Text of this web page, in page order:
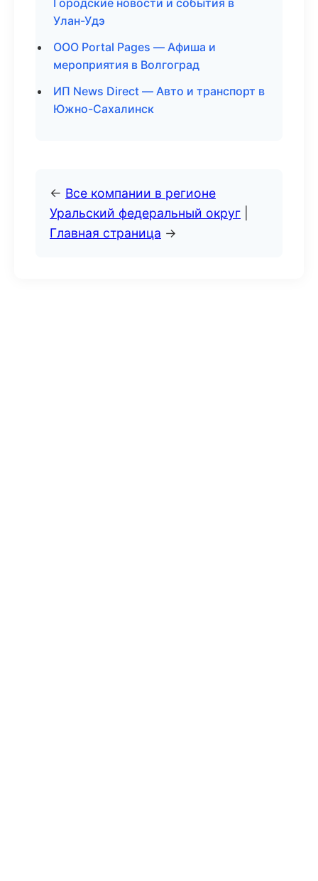
Городские новости и события в
Улан-Удэ
ООО Portal Pages — Афиша и
мероприятия в Волгоград
ИП News Direct — Авто и транспорт в
Южно-Сахалинск
← Все компании в регионе
Уральский федеральный округ
Главная страница →